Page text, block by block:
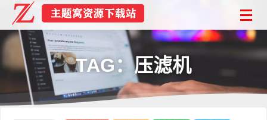
TAG：压滤机